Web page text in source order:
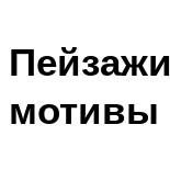
мотивы